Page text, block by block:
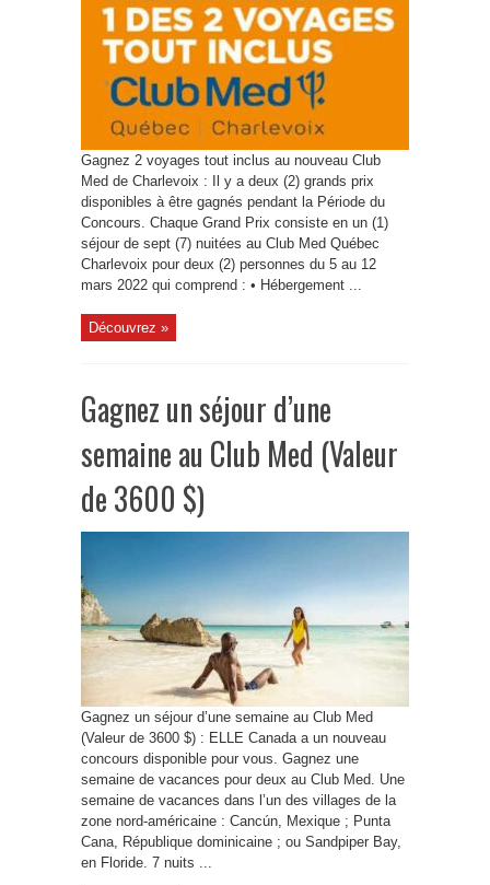
Gagnez 2 voyages tout inclus au nouveau Club
Med de Charlevoix : Il y a deux (2) grands prix
disponibles à être gagnés pendant la Période du
Concours. Chaque Grand Prix consiste en un (1)
séjour de sept (7) nuitées au Club Med Québec
Charlevoix pour deux (2) personnes du 5 au 12
mars 2022 qui comprend : • Hébergement ...
Découvrez »
Gagnez un séjour d’une
semaine au Club Med (Valeur
de 3600 $)
Gagnez un séjour d’une semaine au Club Med
(Valeur de 3600 $) : ELLE Canada a un nouveau
concours disponible pour vous. Gagnez une
semaine de vacances pour deux au Club Med. Une
semaine de vacances dans l’un des villages de la
zone nord-américaine : Cancún, Mexique ; Punta
Cana, République dominicaine ; ou Sandpiper Bay,
en Floride. 7 nuits ...